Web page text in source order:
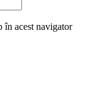
în acest navigator